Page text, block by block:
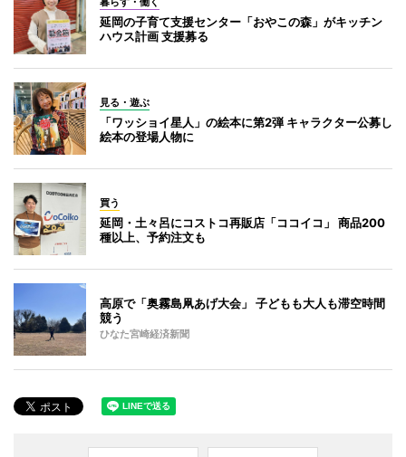
延岡の子育て支援センター「おやこの森」がキッチン
ハウス計画 支援募る
見る・遊ぶ
「ワッショイ星人」の絵本に第2弾 キャラクター公募し
絵本の登場人物に
買う
延岡・土々呂にコストコ再販店「ココイコ」 商品200
種以上、予約注文も
高原で「奥霧島凧あげ大会」 子どもも大人も滞空時間
競う
ひなた宮崎経済新聞